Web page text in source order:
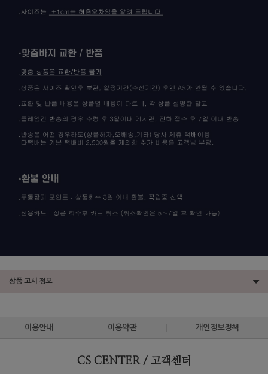
상품 고시 정보
이용안내 이용약관 개인정보정책
CS CENTER / 고객센터